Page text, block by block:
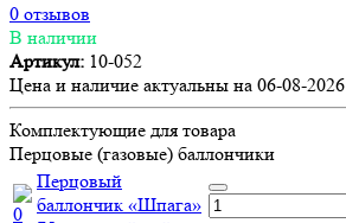
0 отзывов
В наличии
Артикул: 10-052
Цена и наличие актуальны на 06-08-2026
Комплектующие для товара
Перцовые (газовые) баллончики
Перцовый
баллончик «Шпага»